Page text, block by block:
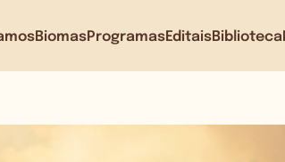
BiomasProgramasEditaisBiblioteca